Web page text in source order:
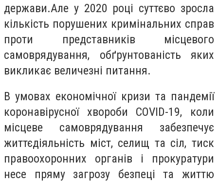
держави.Але у 2020 році суттєво зросла
кількість порушених кримінальних справ
проти представників місцевого
самоврядування, обґрунтованість яких
викликає величезні питання.
В умовах економічної кризи та пандемії
коронавірусної хвороби COVID-19, коли
місцеве самоврядування забезпечує
життєдіяльність міст, селищ та сіл, тиск
правоохоронних органів і прокуратури
несе пряму загрозу безпеці та життю